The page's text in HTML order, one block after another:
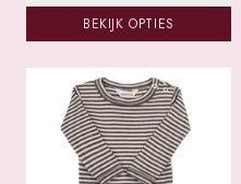
BEKIJK OPTIES